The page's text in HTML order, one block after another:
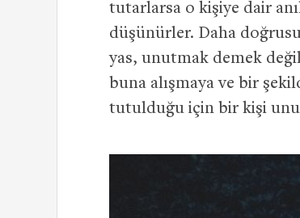
tutarlarsa o kişiye dair
düşünürler. Daha
yas, unutmak demek
buna alışmaya ve bir
tutulduğu için bir kişi